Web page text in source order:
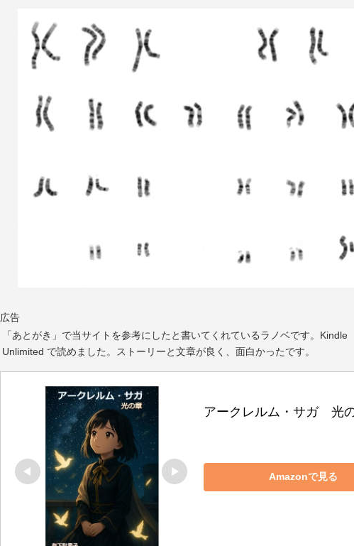
広告
「あとがき」で当サイトを参考にしたと書いてくれているラノベです。Kindle
Unlimited で読めました。ストーリーと文章が良く、面白かったです。
アークレルム・サガ　光
Amazonで見る